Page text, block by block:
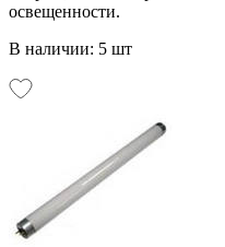
освещенности.
В наличии: 5 шт